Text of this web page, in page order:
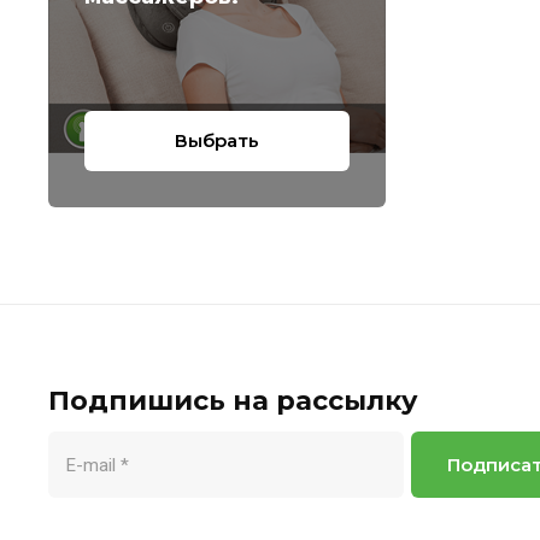
Выбрать
Подпишись на рассылку